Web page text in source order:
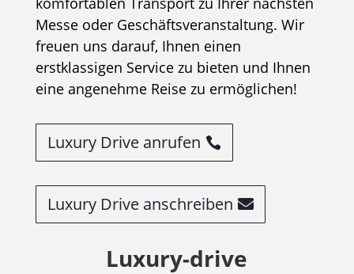
Messe oder Geschäftsveranstaltung. Wir
freuen uns darauf, Ihnen einen
erstklassigen Service zu bieten und Ihnen
eine angenehme Reise zu ermöglichen!
Luxury Drive anrufen
Luxury Drive anschreiben
Luxury-drive